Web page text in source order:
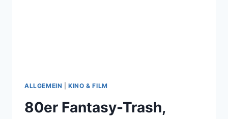
ALLGEMEIN |KINO & FILM
80er Fantasy-Trash,